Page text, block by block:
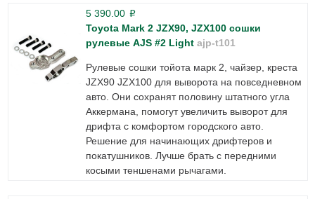
5 390.00 p
Toyota Mark 2 JZX90, JZX100 сошки
рулевые AJS #2 Light ajp-t101
Рулевые сошки тойота марк 2, чайзер, креста
JZX90 JZX100 для выворота на повседневном
авто. Они сохранят половину штатного угла
Аккермана, помогут увеличить выворот для
дрифта с комфортом городского авто.
Решение для начинающих дрифтеров и
покатушников. Лучше брать с передними
косыми теншенами рычагами.